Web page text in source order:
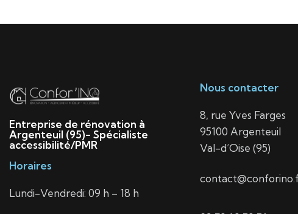
Entreprise de rénovation à
Argenteuil (95)- Spécialiste
accessibilité/PMR
Horaires
Lundi-Vendredi: 09 h – 18 h
Nous contacter
8, rue Yves Farges
95100 Argenteuil
Val-d’Oise (95)